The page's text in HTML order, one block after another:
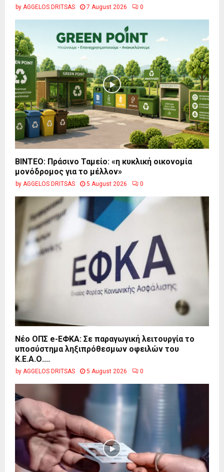
by AGGELOS DRITSAS 7 August 2026 0
BINTEO: Πράσινο Ταμείο: «η κυκλική οικονομία
μονόδρομος για το μέλλον»
by AGGELOS DRITSAS 5 August 2026 0
Νέο ΟΠΣ e-ΕΦΚΑ: Σε παραγωγική λειτουργία το
υποσύστημα ληξιπρόθεσμων οφειλών του
Κ.Ε.Α.Ο....
by AGGELOS DRITSAS 5 August 2026 0